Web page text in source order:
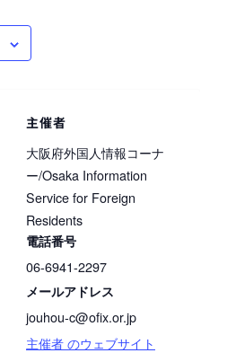
主催者
大阪府外国人情報コーナ
ー/Osaka Information
Service for Foreign
Residents
電話番号
06-6941-2297
メールアドレス
jouhou-c@ofix.or.jp
主催者 のウェブサイト